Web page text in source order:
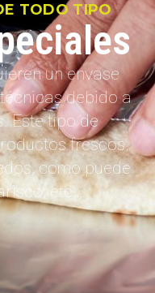
TODO TIPO
un envase
debido a
Este tipo de
frescos,
como puede
etc…